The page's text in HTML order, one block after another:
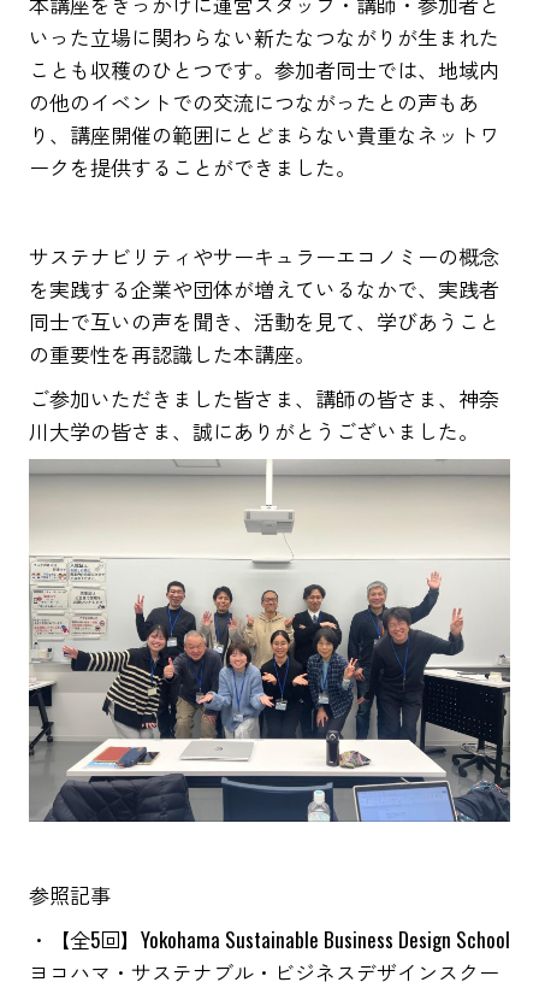
いった立場に関わらない新たなつながりが生まれた
ことも収穫のひとつです。参加者同士では、地域内
の他のイベントでの交流につながったとの声もあ
り、講座開催の範囲にとどまらない貴重なネットワ
ークを提供することができました。
サステナビリティやサーキュラーエコノミーの概念
を実践する企業や団体が増えているなかで、実践者
同士で互いの声を聞き、活動を見て、学びあうこと
の重要性を再認識した本講座。
ご参加いただきました皆さま、講師の皆さま、神奈
川大学の皆さま、誠にありがとうございました。
参照記事
・【全5回】Yokohama Sustainable Business Design School
ヨコハマ・サステナブル・ビジネスデザインスクー